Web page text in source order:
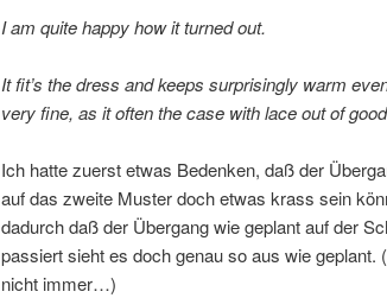
I am quite happy how it turned out.
It fit’s the dress and keeps surprisingly warm
very fine, as it often the case with lace out of
Ich hatte zuerst etwas Bedenken, daß der
auf das zweite Muster doch etwas krass sein
dadurch daß der Übergang wie geplant auf der
passiert sieht es doch genau so aus wie geplant.
nicht immer…)